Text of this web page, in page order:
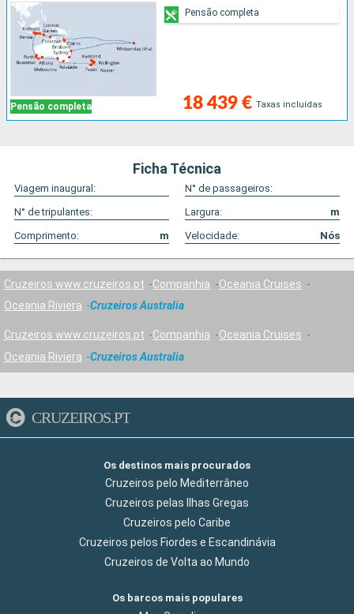
Pensão completa 18 439 € Taxas incluídas
Pensão completa
Ficha Técnica
Viagem inaugural:
N° de passageiros:
N° de tripulantes:
Largura:
m
Comprimento:
m Velocidade: Nós
Cruzeiros www.cruzeiros.pt Companhia
Oceania Cruises
Oceania Riviera
Cruzeiros Australia
Cruzeiros www.cruzeiros.pt Companhia
Oceania Cruises
Oceania Riviera
Cruzeiros Australia
CRUZEIROS.PT
Os destinos mais procurados
Cruzeiros pelo Mediterrâneo
Cruzeiros pelas Ilhas Gregas
Cruzeiros pelo Caribe
Cruzeiros pelos Fiordes e Escandinávia
Cruzeiros de Volta ao Mundo
Os barcos mais populares